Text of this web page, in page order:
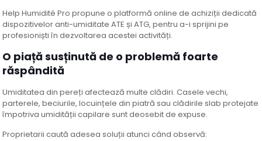
Help Humidité Pro propune o platformă online de achiziții dedicată
dispozitivelor anti-umiditate ATE și ATG, pentru a-i sprijini pe
profesioniști în dezvoltarea acestei activități.
O piață susținută de o problemă foarte
răspândită
Umiditatea din pereți afectează multe clădiri. Casele vechi,
parterele, beciurile, locuințele din piatră sau clădirile slab protejate
împotriva umidității capilare sunt deosebit de expuse.
Proprietarii caută adesea soluții atunci când observă: